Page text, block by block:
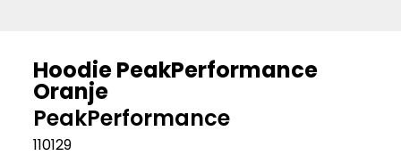
Hoodie PeakPerformance
Oranje
PeakPerformance
110129